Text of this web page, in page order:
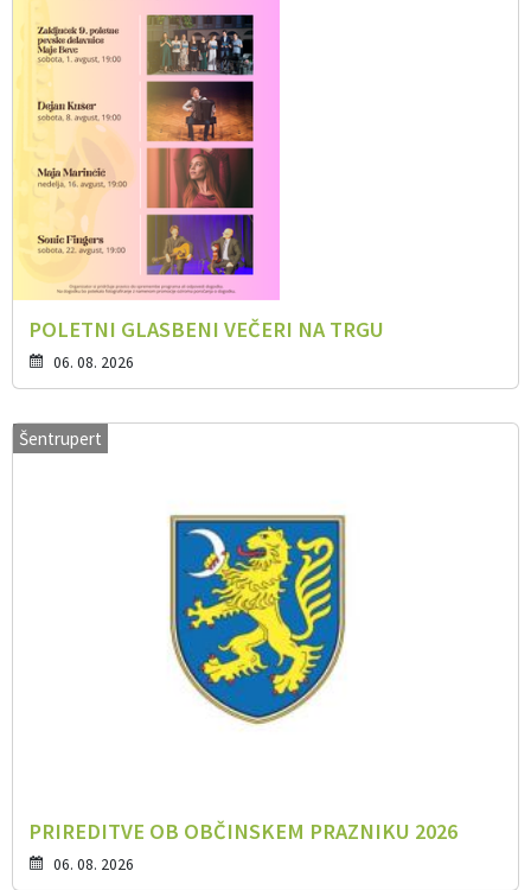
POLETNI GLASBENI VEČERI NA TRGU
06. 08. 2026
Šentrupert
PRIREDITVE OB OBČINSKEM PRAZNIKU 2026
06. 08. 2026